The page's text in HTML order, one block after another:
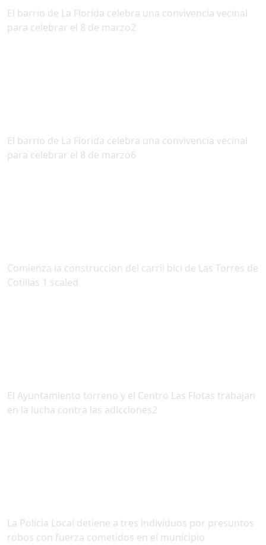
El barrio de La Florida celebra una convivencia vecinal
para celebrar el 8 de marzo2
El barrio de La Florida celebra una convivencia vecinal
para celebrar el 8 de marzo6
Comienza la construccion del carril bici de Las Torres de
Cotillas 1 scaled
El Ayuntamiento torreno y el Centro Las Flotas trabajan
en la lucha contra las adicciones2
La Policia Local detiene a tres individuos por presuntos
robos con fuerza cometidos en el municipio